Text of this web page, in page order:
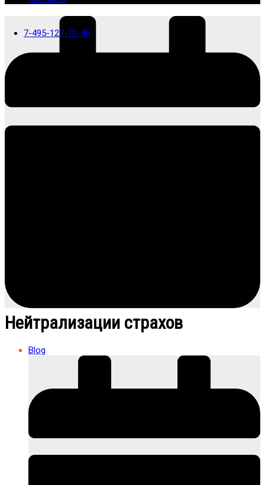
7-495-127-10-45
Нейтрализации страхов
Blog